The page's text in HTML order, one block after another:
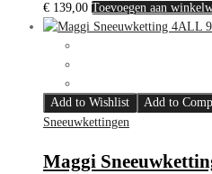
€ 139,00 Toevoegen aan
Add to Wishlist
Add to
Sneeuwkettingen
Maggi